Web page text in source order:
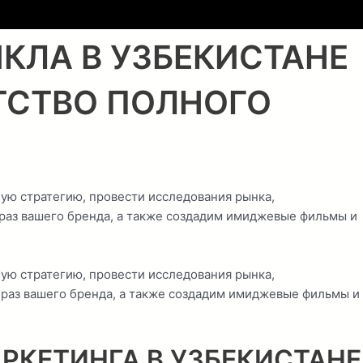
В УЗБЕКИСТАНЕ
ПОЛНОГО
стратегию, провести исследования рынка,
вашего бренда, а также создадим имиджевые фильмы и
стратегию, провести исследования рынка,
вашего бренда, а также создадим имиджевые фильмы и